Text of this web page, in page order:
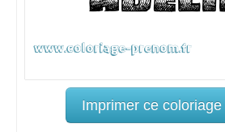
Imprimer ce coloriage